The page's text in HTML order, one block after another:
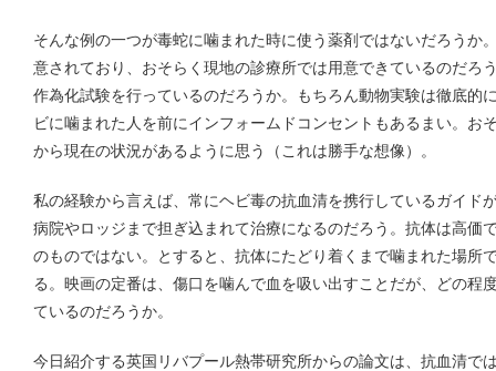
そんな例の一つが毒蛇に噛まれた時に使う薬剤ではないだろうか
意されており、おそらく現地の診療所では用意できているのだろ
作為化試験を行っているのだろうか。もちろん動物実験は徹底的
ビに噛まれた人を前にインフォームドコンセントもあるまい。お
から現在の状況があるように思う（これは勝手な想像）。
私の経験から言えば、常にヘビ毒の抗血清を携行しているガイド
病院やロッジまで担ぎ込まれて治療になるのだろう。抗体は高価
のものではない。とすると、抗体にたどり着くまで噛まれた場所
る。映画の定番は、傷口を噛んで血を吸い出すことだが、どの程
ているのだろうか。
今日紹介する英国リバプール熱帯研究所からの論文は、抗血清で